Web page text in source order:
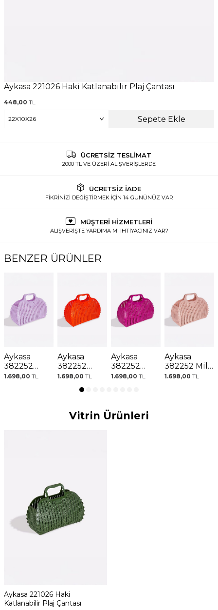
Aykasa 221026 Haki Katlanabilir Plaj Çantası
448,00 TL
Sepete Ekle
ÜCRETSİZ TESLİMAT
2000 TL VE ÜZERİ ALIŞVERİŞLERDE
ÜCRETSİZ İADE
FİKRİNİZİ DEĞİŞTİRMEK İÇİN 14 GÜNÜNÜZ VAR
MÜŞTERİ HİZMETLERİ
ALIŞVERİŞTE YARDIMA MI İHTİYACINIZ VAR?
BENZER ÜRÜNLER
Aykasa
382252
Orchid
1.698,00 TL
Aykasa
382252
Orange
Plaj Çantası
1.698,00 TL
Aykasa
382252
Purple
1.698,00 TL
Aykasa
382252 Milk
Tea
1.698,00 TL
Vitrin Ürünleri
Aykasa 221026 Haki
Katlanabilir Plaj Çantası